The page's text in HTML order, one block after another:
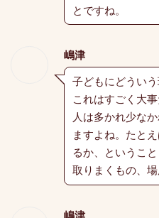
とですね。
嶋津
子どもにどういう
これはすごく大
人は多かれ少な
ますよね。たと
るか、というこ
取りまくもの、場
嶋津